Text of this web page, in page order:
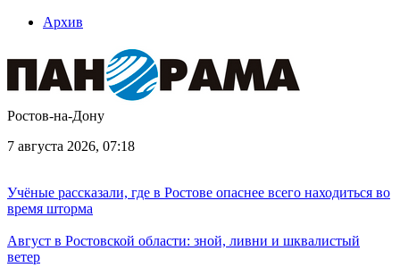
Архив
Ростов-на-Дону
7 августа 2026, 07:18
Учёные рассказали, где в Ростове опаснее всего находиться во
время шторма
Август в Ростовской области: зной, ливни и шквалистый
ветер